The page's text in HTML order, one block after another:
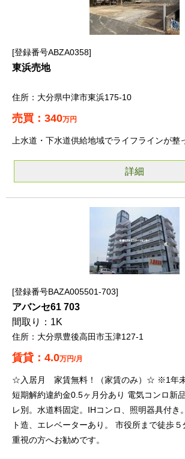
登録番号ABZA0358
東浜売地
大分県中津市東浜175-10
340万円
上水道・下水道供給地域でライフラインが整
詳細
登録番号BAZA005501-703
アバンセ61 703
1K
大分県豊後高田市玉津127-1
4.0万円/月
☆入居月 家賃無料！（家賃のみ）☆ ※1年未
短期解約違約金0.5ヶ月分あり 電気コンロ新
レ別。水道料固定。IHコンロ、照明器具付き
ト造、エレベーターあり。 市役所まで徒歩
重視の方へお勧めです。